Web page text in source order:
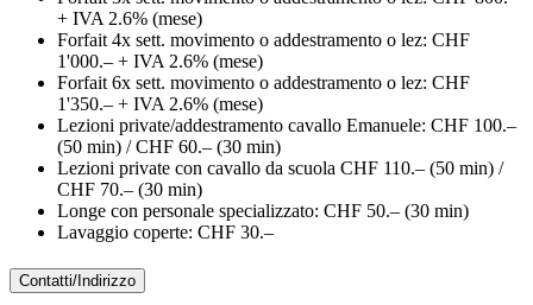
+ IVA 2.6% (mese)
Forfait 4x sett. movimento o addestramento o lez: CHF
1'000.– + IVA 2.6% (mese)
Forfait 6x sett. movimento o addestramento o lez: CHF
1'350.– + IVA 2.6% (mese)
Lezioni private/addestramento cavallo Emanuele: CHF 100.–
(50 min) / CHF 60.– (30 min)
Lezioni private con cavallo da scuola CHF 110.– (50 min) /
CHF 70.– (30 min)
Longe con personale specializzato: CHF 50.– (30 min)
Lavaggio coperte: CHF 30.–
Contatti/Indirizzo